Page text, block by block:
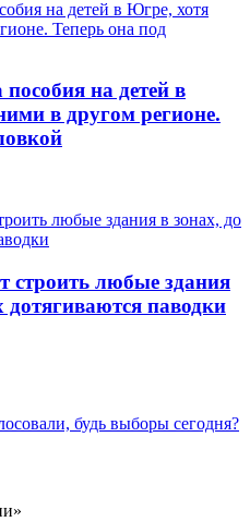
на детей в
в другом регионе.
строить любые здания
дотягиваются паводки
будь выборы сегодня?